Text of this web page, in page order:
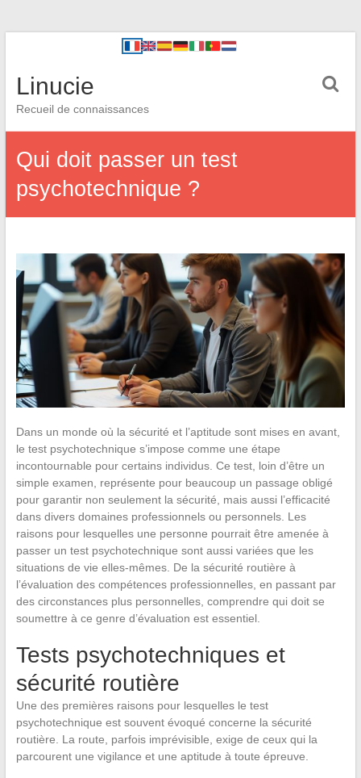
Linucie
Recueil de connaissances
Qui doit passer un test
psychotechnique ?
Dans un monde où la sécurité et l’aptitude sont mises en avant,
le test psychotechnique s’impose comme une étape
incontournable pour certains individus. Ce test, loin d’être un
simple examen, représente pour beaucoup un passage obligé
pour garantir non seulement la sécurité, mais aussi l’efficacité
dans divers domaines professionnels ou personnels. Les
raisons pour lesquelles une personne pourrait être amenée à
passer un test psychotechnique sont aussi variées que les
situations de vie elles-mêmes. De la sécurité routière à
l’évaluation des compétences professionnelles, en passant par
des circonstances plus personnelles, comprendre qui doit se
soumettre à ce genre d’évaluation est essentiel.
Tests psychotechniques et
sécurité routière
Une des premières raisons pour lesquelles le test
psychotechnique est souvent évoqué concerne la sécurité
routière. La route, parfois imprévisible, exige de ceux qui la
parcourent une vigilance et une aptitude à toute épreuve.